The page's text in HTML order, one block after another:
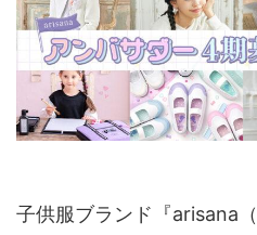
子供服ブランド『arisana